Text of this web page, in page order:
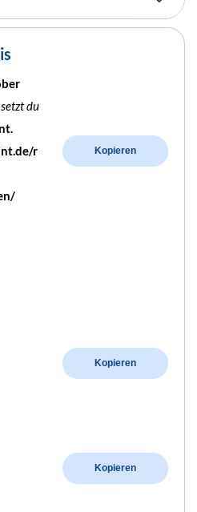
du
r
Kopieren
Kopieren
Kopieren